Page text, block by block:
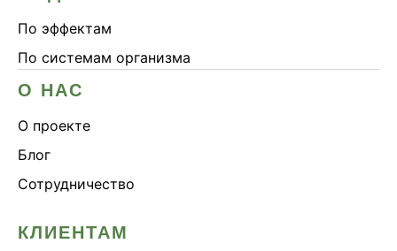
Либидо
Лимонник китайский
Майтаке
Наборы
Натуральный антибиотик
Онколинейка
По эффектам
По системам организма
О НАС
О проекте
Блог
Сотрудничество
КЛИЕНТАМ